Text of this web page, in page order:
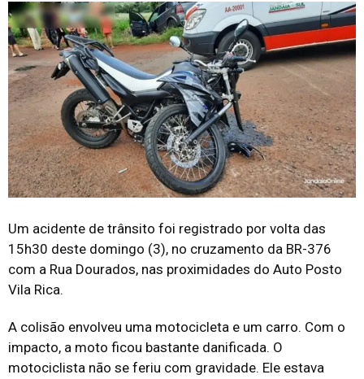
Um acidente de trânsito foi registrado por volta das
15h30 deste domingo (3), no cruzamento da BR-376
com a Rua Dourados, nas proximidades do Auto Posto
Vila Rica.
A colisão envolveu uma motocicleta e um carro. Com o
impacto, a moto ficou bastante danificada. O
motociclista não se feriu com gravidade. Ele estava